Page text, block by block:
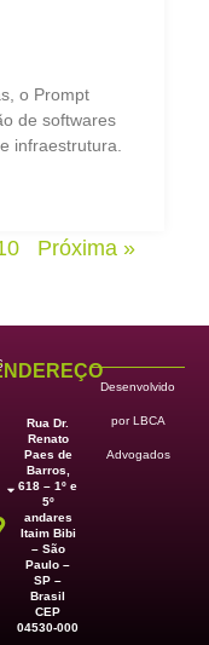
o Prompt
de softwares
infraestrutura.
Próxima »
Rua Dr.
Renato
Paes de
Barros,
618 – 1º e
5º
andares
Itaim Bibi
– São
Paulo –
SP –
Brasil
CEP
04530-000
Desenvolvido
por LBCA
Advogados